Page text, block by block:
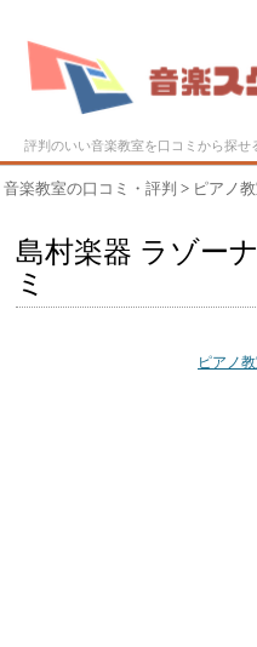
評判のいい音楽教室を口コミから探せ
音楽教室の口コミ・評判 > ピアノ
島村楽器 ラゾー
ミ
ピアノ